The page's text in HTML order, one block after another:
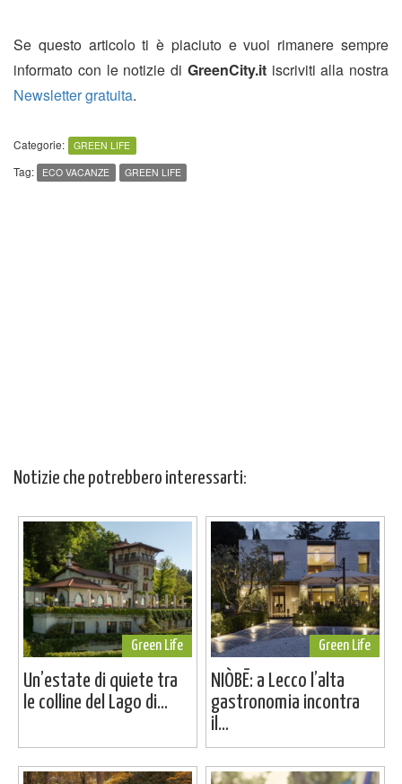
Se questo articolo ti è piaciuto e vuoi rimanere sempre
informato con le notizie di GreenCity.itiscriviti alla nostra
Newsletter gratuita.
Categorie: GREEN LIFE
Tag: ECO VACANZE GREEN LIFE
Notizie che potrebbero interessarti:
Green Life
Un’estate di quiete tra
le colline del Lago di...
Green Life
NIÒBĒ: a Lecco l’alta
gastronomia incontra
il...